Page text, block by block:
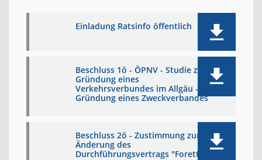
Einladung Ratsinfo öffentlich
Beschluss 1ö - ÖPNV - Studie zur
Gründung eines
Verkehrsverbundes im Allgäu -
Gründung eines Zweckverbandes
Beschluss 2ö - Zustimmung zur 2.
Änderung des
Durchführungsvertrags "Forettle"